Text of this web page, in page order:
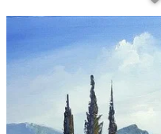
▼
Boutique